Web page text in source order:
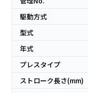
駆動方式
型式
年式
プレスタイプ
ストローク長さ(mm)